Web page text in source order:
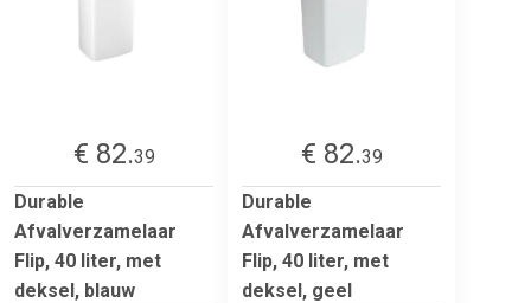
€ 82.39
Durable
Afvalverzamelaar
Flip, 40 liter, met
deksel, blauw
€ 82.39
Durable
Afvalverzamelaar
Flip, 40 liter, met
deksel, geel